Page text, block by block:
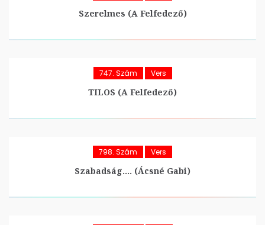
Szerelmes (A Felfedező)
747. Szám Vers
TILOS (A Felfedező)
798. Szám Vers
Szabadság…. (Ácsné Gabi)